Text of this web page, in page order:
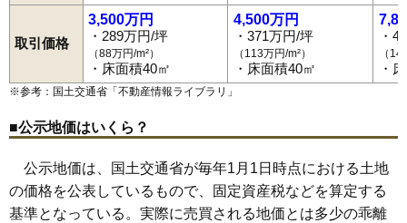
取引価格
3,500万円
・289万円/坪
（88万円/m²）
・床面積40㎡
4,500万円
・371万円/坪
（113万円/m²）
・床面積40㎡
・
（
・
※参考：国土交通省「 不動産情報ライブラリ 」
■公示地価はいくら？
公示地価は、国土交通省が毎年1月1日時点における土地
の価格を公表しているもので、固定資産税などを算定する
基準となっている。実際に売買される地価とは多少の乖離